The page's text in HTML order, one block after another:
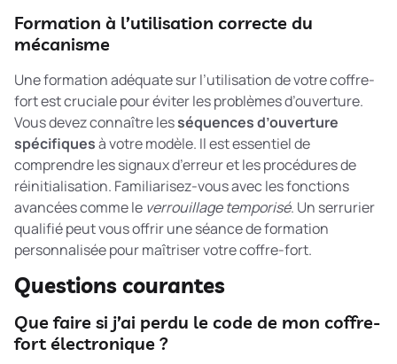
Formation à l’utilisation correcte du
mécanisme
Une formation adéquate sur l’utilisation de votre coffre-
fort est cruciale pour éviter les problèmes d’ouverture.
Vous devez connaître lesséquences d’ouverture
spécifiquesà votre modèle. Il est essentiel de
comprendre les signaux d’erreur et les procédures de
réinitialisation. Familiarisez-vous avec les fonctions
avancées comme le verrouillage temporisé. Un serrurier
qualifié peut vous offrir une séance de formation
personnalisée pour maîtriser votre coffre-fort.
Questions courantes
Que faire si j’ai perdu le code de mon coffre-
fort électronique ?